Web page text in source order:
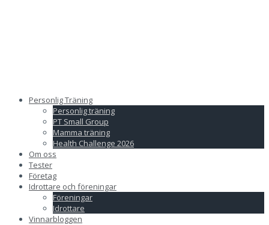
Personlig Träning
Personlig träning
PT Small Group
Mamma träning
Health Challenge 2026
Om oss
Tester
Företag
Idrottare och föreningar
Föreningar
Idrottare
Vinnarbloggen